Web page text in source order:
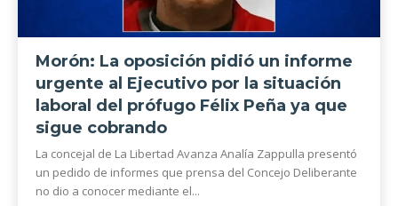
Morón: La oposición pidió un informe
urgente al Ejecutivo por la situación
laboral del prófugo Félix Peña ya que
sigue cobrando
La concejal de La Libertad Avanza Analía Zappulla presentó
un pedido de informes que prensa del Concejo Deliberante
no dio a conocer mediante el...